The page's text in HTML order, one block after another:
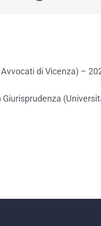
di Vicenza) –